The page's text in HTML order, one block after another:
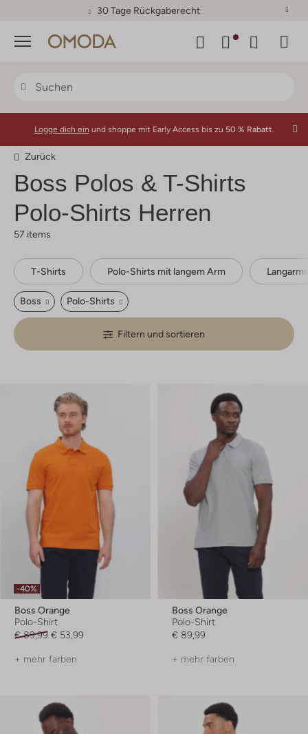
30 Tage Rückgaberecht
Menü
Logge dich ein und shoppe mit Early Access bis zu 50 % Rabatt.
Zurück
Boss Polos & T-Shirts
Polo-Shirts Herren
57 items
T-Shirts Polo-Shirts mit langem Arm
Boss Polo-Shirts
Filtern und sortieren
-40%
Boss Orange
Polo-Shirt
€ 89,99 € 53,99
+ mehr farben
Boss Orange
Polo-Shirt
€ 89,99
+ mehr farben